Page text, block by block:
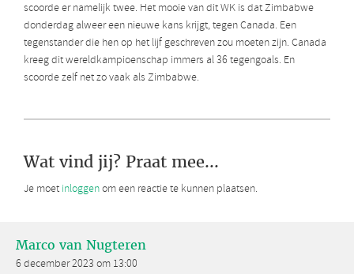
scoorde er namelijk twee. Het mooie van dit WK is dat Zimbabwe
donderdag alweer een nieuwe kans krijgt, tegen Canada. Een
tegenstander die hen op het lijf geschreven zou moeten zijn. Canada
kreeg dit wereldkampioenschap immers al 36 tegengoals. En
scoorde zelf net zo vaak als Zimbabwe.
Wat vind jij? Praat mee...
Je moet inloggenom een reactie te kunnen plaatsen.
Marco van Nugteren
6 december 2023 om 13:00